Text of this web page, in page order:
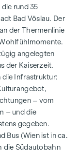
des
Projekts. Bei 2-
(ab €
Bei 3- und
zum
Duschen
zu Balkon,
rund 35
Bad Vöslau. Der
der Thermenlinie
angelegten
der Kaiserzeit.
die Infrastruktur:
– vom
– und die
gegeben.
Bus (Wien ist in ca.
die Südautobahn